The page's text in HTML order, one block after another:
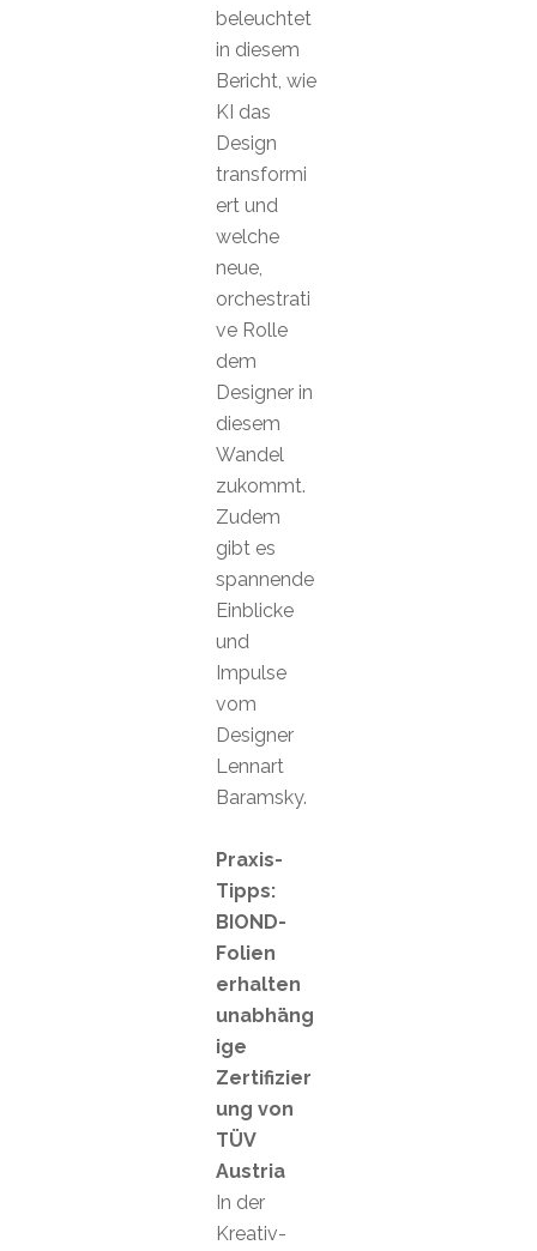
beleuchtet
in diesem
Bericht, wie
KI das
Design
transformi
ert und
welche
neue,
orchestrati
ve Rolle
dem
Designer in
diesem
Wandel
zukommt.
Zudem
gibt es
spannende
Einblicke
und
Impulse
vom
Designer
Lennart
Baramsky.
Praxis-
Tipps:
BIOND-
Folien
erhalten
unabhäng
ige
Zertifizier
ung von
TÜV
Austria
In der
Kreativ-